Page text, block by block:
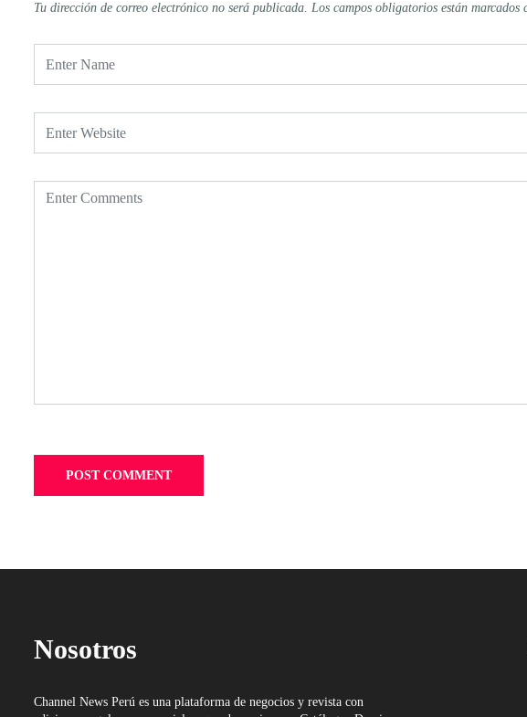
Tu dirección de correo electrónico no será publicada. Los campos obligatorios están marcados
Nosotros
Channel News Perú es una plataforma de negocios y revista con